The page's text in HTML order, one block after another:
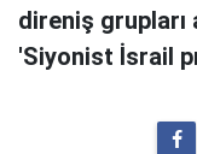
direniş grupları
'Siyonist İsrail